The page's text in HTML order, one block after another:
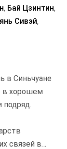
в Синьчуане
в хорошем
подряд.
связей в
, Бай Цзинтин,
Сивэй,